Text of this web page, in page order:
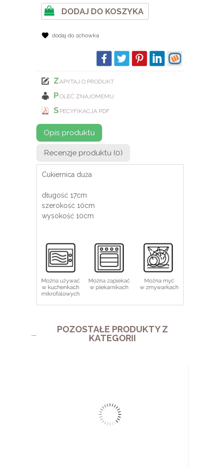
DODAJ DO KOSZYKA
dodaj do schowka
Z APYTAJ O PRODUKT
POLEĆ ZNAJOMEMU
S PECYFIKACJA PDF
Opis produktu
Recenzje produktu (0)
Cukiernica duża
długość 17cm
szerokość 10cm
wysokość 10cm
POZOSTAŁE PRODUKTY Z
KATEGORII